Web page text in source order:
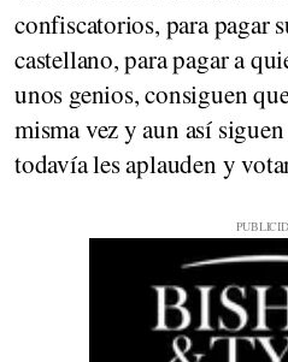
confiscatorios, para pagar
castellano, para pagar a
unos genios, consiguen
misma vez y aun así
todavía les aplauden y